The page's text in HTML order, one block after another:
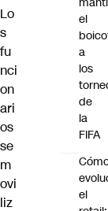
Lo
s
fu
nci
on
ari
os
se
m
ovi
liz
el
a
los
de
la
FIFA
el